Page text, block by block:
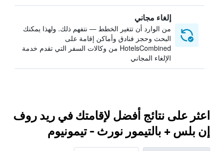
إلغاء مجاني
من الوارد أن تتغير الخطط — نتفهم ذلك. ولهذا يمكنك
البحث وحجز فنادق وأماكن إقامة على
HotelsCombined من وكالات السفر التي تقدم خدمة
الإلغاء المجاني
اعثر على نتائج أفضل لإقامتك في ريد روف
إن بلس + بالتيمور نورث - تيمونيوم